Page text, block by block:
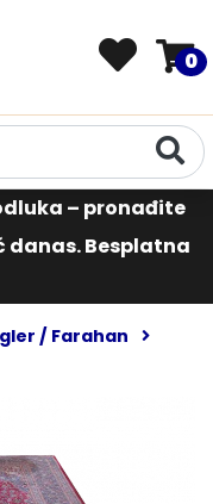
0
– pronađite
danas. Besplatna
/ Farahan